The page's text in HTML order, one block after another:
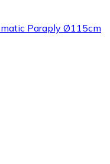
Paraply Ø115cm